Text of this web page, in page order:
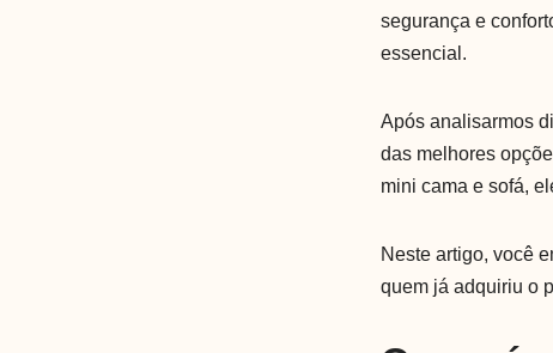
segurança e
essencial.
Após analisarmos
das melhores
mini cama e sofá,
Neste artigo, você
quem já adquiriu o